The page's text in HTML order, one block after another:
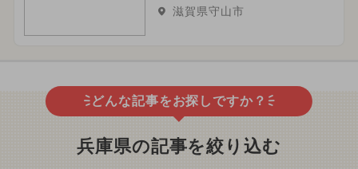
滋賀県守山市
どんな記事をお探しですか？
兵庫県の記事を絞り込む